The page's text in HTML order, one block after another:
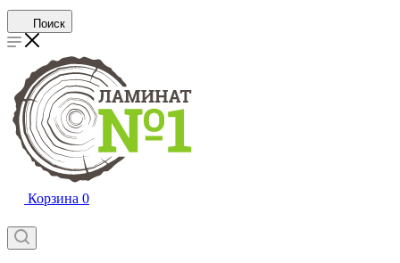
Поиск
Корзина 0